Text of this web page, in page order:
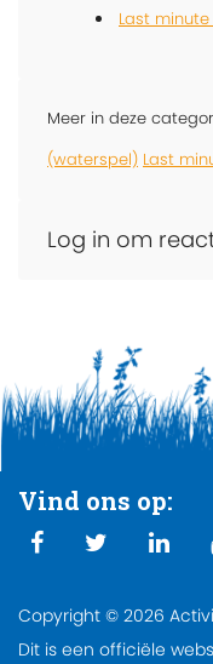
Last
Meer in deze
(waterspel) Last
Log in om
Vind ons op:
Copyright © 2026
Dit is een officiële